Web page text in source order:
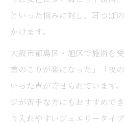
といった悩みに対し、耳つぼ
かけます。
大阪市都島区・旭区で施術を
首のこりが楽になった」「夜
いった声が寄せられています
ジが苦手な方にもおすすめで
り入れやすいジュエリータイプ